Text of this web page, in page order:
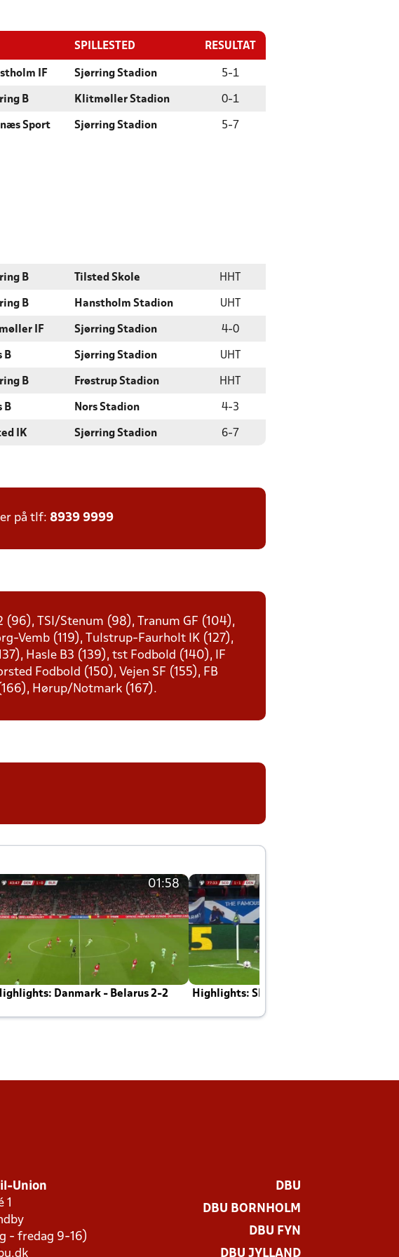
SPILLESTED RESULTAT
IF Sjørring Stadion 5-1
B Klitmøller Stadion 0-1
Sport Sjørring Stadion 5- 7
B Tilsted Skole HHT
B Hanstholm Stadion UHT
IF Sjørring Stadion 4-0
B Sjørring Stadion UHT
B Frøstrup Stadion HHT
B Nors Stadion 4-3
IK Sjørring Stadion 6- 7
på tlf: 8939 9999
(96), TSI/Stenum (98), Tranum GF (104),
Vemb (119), Tulstrup-Faurholt IK (127),
Hasle B3 (139), tst Fodbold (140), IF
Fodbold (150), Vejen SF (155), FB
Hørup/Notmark (167).
01:58
Danmark - Belarus 2-2 Highlights: Skotland - Danmark 4-2
Union
1
- fredag 9-16)
DBU
DBU BORNHOLM
DBU FYN
DBU JYLLAND